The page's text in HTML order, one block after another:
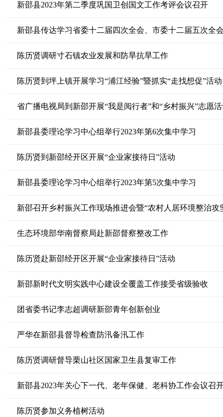
新邵县2023年第二季度巩国卫创国文工作考评会议召开
新邵县传达学习省委十二届四次全会、市委十二届五次全
陈历贤调研寸石镇农业发展和防旱抗旱工作
陈历贤到坪上镇开展学习“浦江经验”暨抓实“走找想促”活动
省广播电视局到新邵开展“我是阅行者”和“乡村振兴”志愿
新邵县委理论学习中心组举行2023年第6次集中学习
陈历贤到新邵经开区开展“企业家接待日”活动
新邵县委理论学习中心组举行2023年第5次集中学习
新邵召开乡村振兴工作现场推进会暨“农村人居环境整治攻
生态环境部华南督察局赴新邵督察整改工作
陈历贤赴新邵经开区开展“企业家接待日”活动
新邵新时代文明实践中心建设全覆盖工作接受省级验收
团省委书记李志超调研新邵青年创新创业
严华在新邵县督导检查防汛备汛工作
陈历贤调研督导栗山社区国家卫生县复审工作
新邵县2023年关心下一代、老年保健、老科协工作会议召
陈历贤参加义务植树活动